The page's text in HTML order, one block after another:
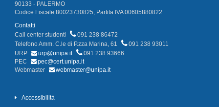
90133 - PALERMO
Codice Fiscale 80023730825, Partita IVA 00605880822
Contatti
Call center studenti
091 238 86472
Telefono Amm. C.le di P.zza Marina, 61
091 238 93011
URP
urp@unipa.it
091 238 93666
PEC
pec@cert.unipa.it
Webmaster
webmaster@unipa.it
Accessibilità